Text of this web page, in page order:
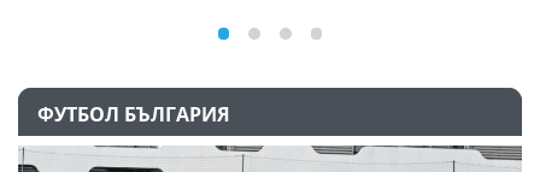
ФУТБОЛ БЪЛГАРИЯ